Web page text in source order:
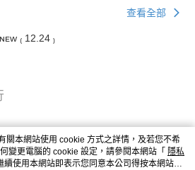
查看全部
ɴᴇᴡ ₍ 12.24 ₎
關本網站使用 cookie 方式之詳情，及若您不希
變更電腦的 cookie 設定，請參閱本網站「 隱私
續使用本網站即表示您同意本公司得按本網站使